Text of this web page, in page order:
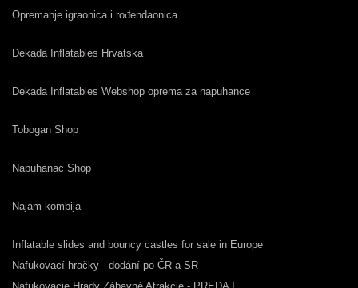
Opremanje igraonica i rođendaonica
Dekada Inflatables Hrvatska
Dekada Inflatables Webshop oprema za napuhance
Tobogan Shop
Napuhanac Shop
Najam kombija
Inflatable slides and bouncy castles for sale in Europe
Nafukovací hračky - dodání po ČR a SR